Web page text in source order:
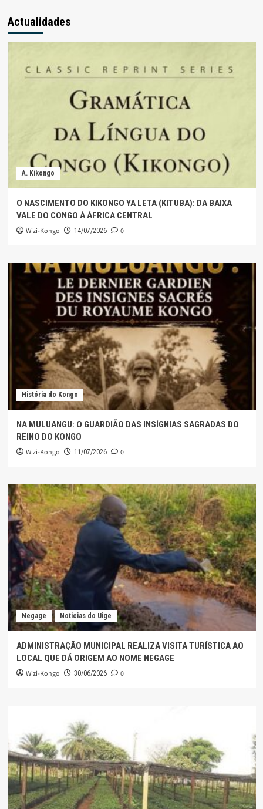
Actualidades
A. Kikongo
O NASCIMENTO DO KIKONGO YA LETA (KITUBA): DA BAIXA
VALE DO CONGO À ÁFRICA CENTRAL
Wizi-Kongo 14/07/2026 0
História do Kongo
NA MULUANGU: O GUARDIÃO DAS INSÍGNIAS SAGRADAS DO
REINO DO KONGO
Wizi-Kongo 11/07/2026 0
Negage Noticias do Uige
ADMINISTRAÇÃO MUNICIPAL REALIZA VISITA TURÍSTICA AO
LOCAL QUE DÁ ORIGEM AO NOME NEGAGE
Wizi-Kongo 30/06/2026 0